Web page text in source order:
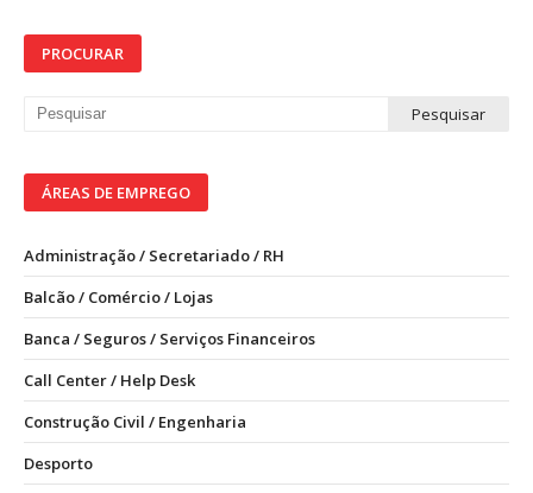
PROCURAR
ÁREAS DE EMPREGO
Administração / Secretariado / RH
Balcão / Comércio / Lojas
Banca / Seguros / Serviços Financeiros
Call Center / Help Desk
Construção Civil / Engenharia
Desporto